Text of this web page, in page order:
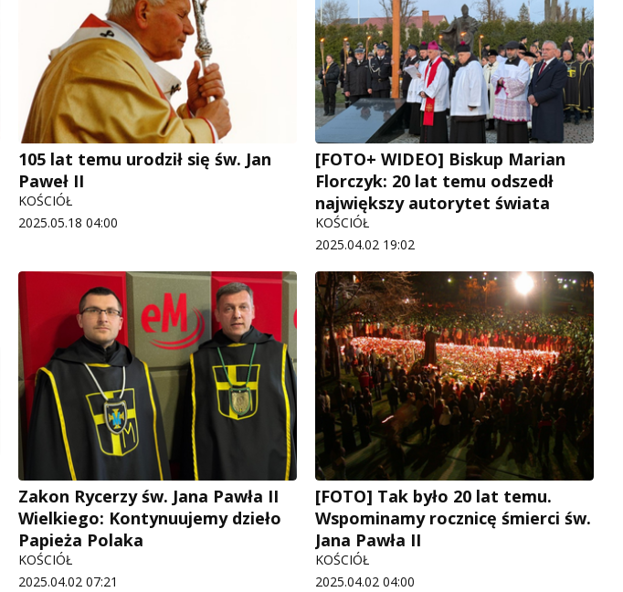
105 lat temu urodził się św. Jan
Paweł II
KOŚCIÓŁ
2025.05.18 04:00
[FOTO+ WIDEO] Biskup Marian
Florczyk: 20 lat temu odszedł
największy autorytet świata
KOŚCIÓŁ
2025.04.02 19:02
Zakon Rycerzy św. Jana Pawła II
Wielkiego: Kontynuujemy dzieło
Papieża Polaka
KOŚCIÓŁ
2025.04.02 07:21
[FOTO] Tak było 20 lat temu.
Wspominamy rocznicę śmierci św.
Jana Pawła II
KOŚCIÓŁ
2025.04.02 04:00